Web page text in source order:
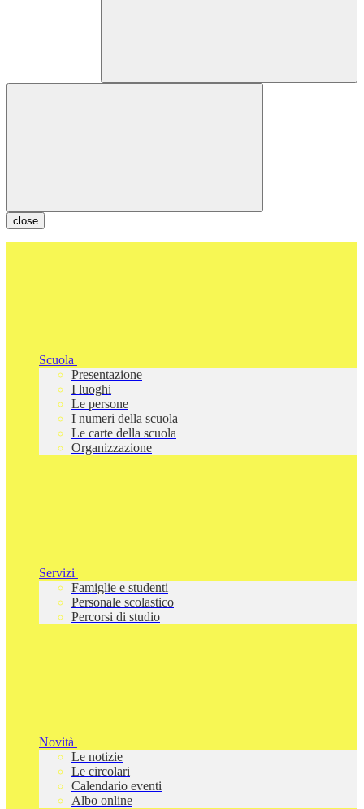
close
Scuola
Presentazione
I luoghi
Le persone
I numeri della scuola
Le carte della scuola
Organizzazione
Servizi
Famiglie e studenti
Personale scolastico
Percorsi di studio
Novità
Le notizie
Le circolari
Calendario eventi
Albo online